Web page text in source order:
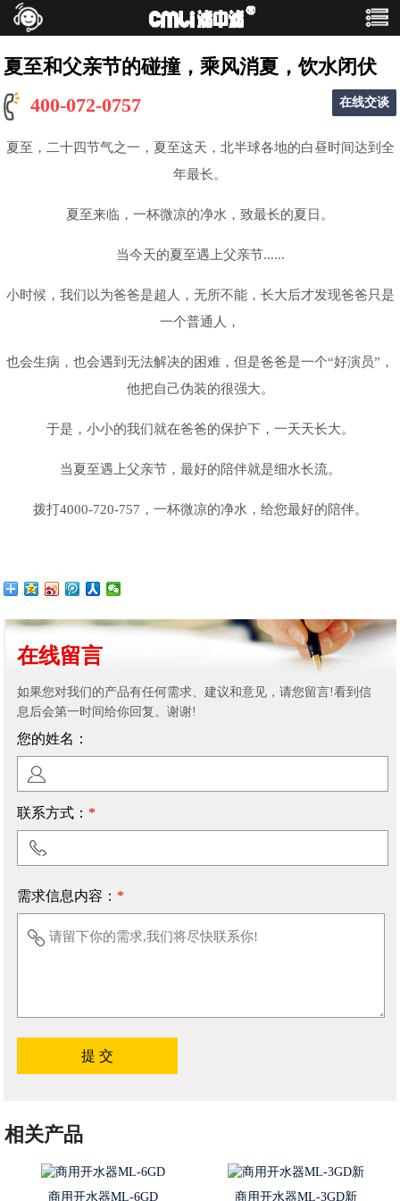
您的当前位置： 新闻中心 >公司新闻
夏至和父亲节的碰撞，乘风消夏，饮水闭伏
400-072-0757
在线交谈
夏至，二十四节气之一，夏至这天，北半球各地的白昼时间达到全
年最长。
夏至来临，一杯微凉的净水，致最长的夏日。
当今天的夏至遇上父亲节......
小时候，我们以为爸爸是超人，无所不能，长大后才发现爸爸只是
一个普通人，
也会生病，也会遇到无法解决的困难，但是爸爸是一个“好演员”，
他把自己伪装的很强大。
于是，小小的我们就在爸爸的保护下，一天天长大。
当夏至遇上父亲节，最好的陪伴就是细水长流。
拨打4000-720-757，一杯微凉的净水，给您最好的陪伴。
在线留言
如果您对我们的产品有任何需求、建议和意见，请您留言!看到信
息后会第一时间给你回复。谢谢!
您的姓名：
联系方式： *
需求信息内容： *
相关产品
商用开水器ML-6GD 商用开水器ML-3GD新